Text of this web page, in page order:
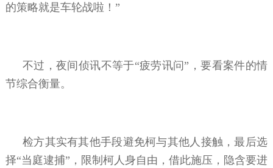
的策略就是车轮战啦！”
不过，夜间侦讯不等于“疲劳讯问”，要看案件的情
节综合衡量。
检方其实有其他手段避免柯与其他人接触，最后选
择“当庭逮捕”，限制柯人身自由，借此施压，隐含要进